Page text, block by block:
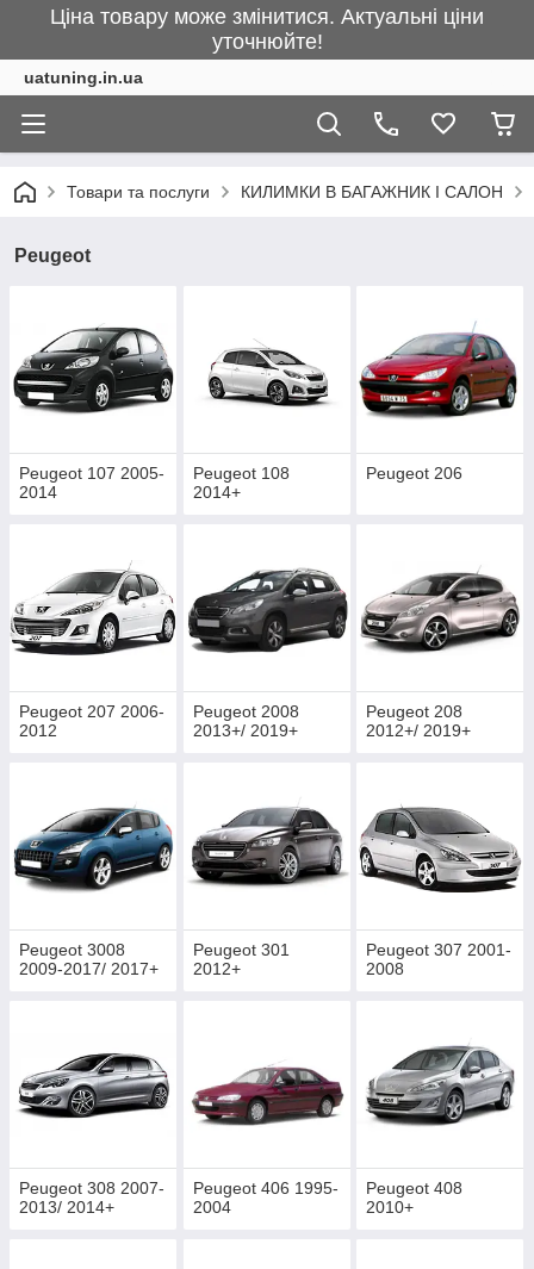
Ціна товару може змінитися. Актуальні ціни
уточнюйте!
uatuning.in.ua
Товари та послуги КИЛИМКИ В БАГАЖНИК І САЛОН
Peugeot
Peugeot 107 2005-
2014
Peugeot 108
2014+
Peugeot 206
Peugeot 207 2006-
2012
Peugeot 2008
2013+/ 2019+
Peugeot 208
2012+/ 2019+
Peugeot 3008
2009-2017/ 2017+
Peugeot 301
2012+
Peugeot 307 2001-
2008
Peugeot 308 2007-
2013/ 2014+
Peugeot 406 1995-
2004
Peugeot 408
2010+